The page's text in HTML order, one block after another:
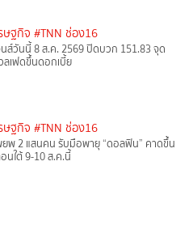
ษฐกิจ #TNN ช่อง16
นส์วันนี้ 8 ส.ค. 2569 ปิดบวก 151.83 จุด
ลเฟดขึ้นดอกเบี้ย
ษฐกิจ #TNN ช่อง16
2 แสนคน รับมือพายุ “ดอลฟิน” คาดขึ้น
นใต้ 9-10 ส.ค.นี้